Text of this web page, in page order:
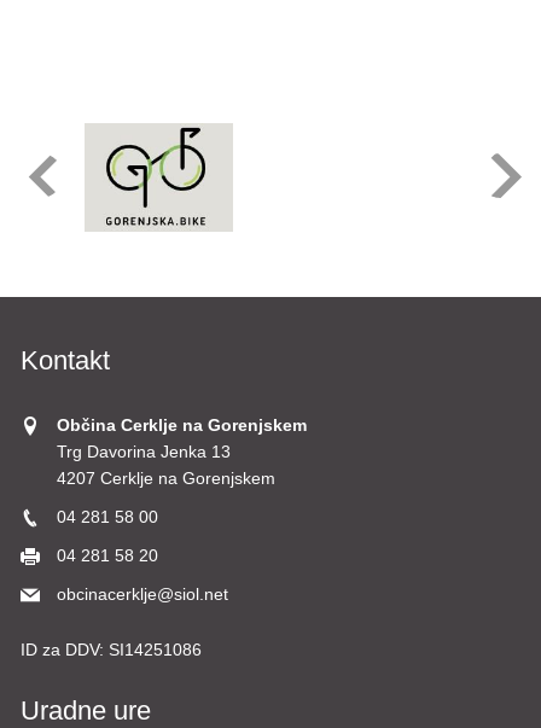
Kontakt
Občina Cerklje na Gorenjskem
Trg Davorina Jenka 13
4207 Cerklje na Gorenjskem
04 281 58 00
04 281 58 20
obcinacerklje@siol.net
ID za DDV: SI14251086
Uradne ure